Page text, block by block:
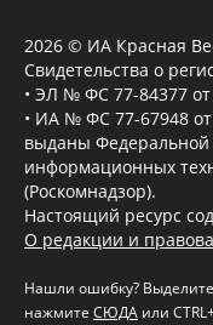
2026 © ИА Красная
Свидетельства о
• ЭЛ № ФС 77-84377 от
• ИА № ФС 77-67948
выданы Федеральной
информационных
(Роскомнадзор).
Настоящий ресурс
О редакции и
Нашли ошибку?
нажмите СЮДА или